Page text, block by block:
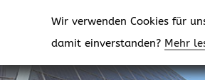
Wir verwenden Cookies für
damit einverstanden? Mehr